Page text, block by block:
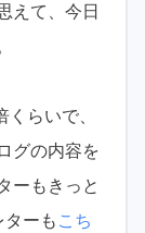
えて、今日
らいで、
グの内容を
ーもきっと
ーも こち